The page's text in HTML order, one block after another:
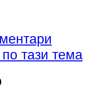
тази тема